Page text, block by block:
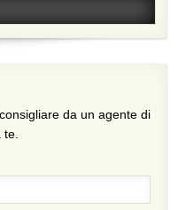
da un agente di
te.